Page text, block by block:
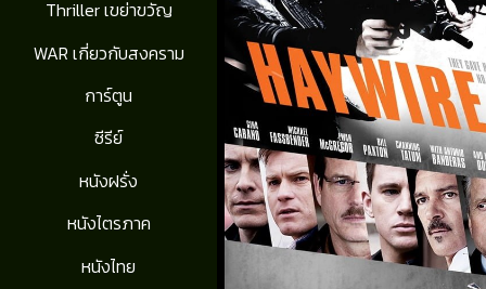
Thriller เขย่าขวัญ
WAR เกี่ยวกับสงคราม
การ์ตูน
ซีรีย์
หนังฝรั่ง
หนังไตรภาค
หนังไทย